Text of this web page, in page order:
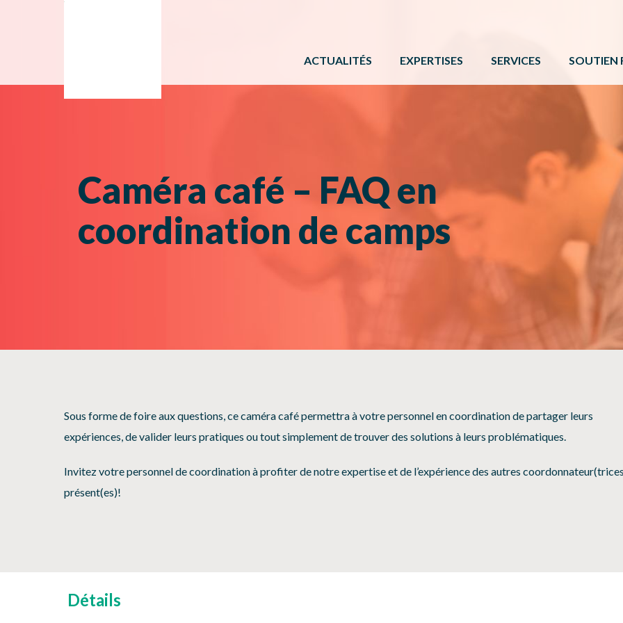
ACTUALITÉS EXPERTISES
LOISIR MUNICIPAL
PARCS ET ESPACES RÉCRÉATIFS
PERSONNES HANDICAPÉES
SERVICES
FORMATIONS ET
SERVICE DE
CARTE DE SERVICES
SOUTIEN
AUTRES
Caméra café – FAQ en
coordination de camps
Sous forme de foire aux questions, ce caméra café permettra à votre personnel en coordination de partager leurs
expériences, de valider leurs pratiques ou tout simplement de trouver des solutions à leurs problématiques.
Invitez votre personnel de coordination à profiter denotreexpertiseet de l’expérience des autres
présent(es)!
Détails